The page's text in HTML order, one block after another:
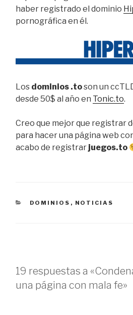
haber registrado el dominio
pornográfica en él.
Los dominios .toson un
desde 50$ al año en Tonic.to.
Creo que mejor que registrar
para hacer una página web
acabo de registrar juegos.to
CATEGORÍAS
DOMINIOS , NOTICIAS
19 respuestas a
una página con mala fe»